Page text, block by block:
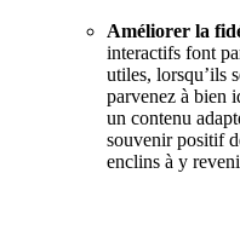
Améliorer la
interactifs font
utiles, lorsqu’ils
parvenez à bien
un contenu
souvenir positif
enclins à y